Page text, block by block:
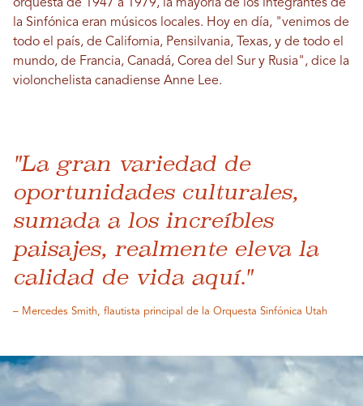
orquesta de 1947 a 1979, la mayoría de los integrantes de
la Sinfónica eran músicos locales. Hoy en día, "venimos de
todo el país, de California, Pensilvania, Texas, y de todo el
mundo, de Francia, Canadá, Corea del Sur y Rusia", dice la
violonchelista canadiense Anne Lee.
"La gran variedad de
oportunidades culturales,
sumada a los increíbles
paisajes, realmente eleva la
calidad de vida aquí."
– Mercedes Smith, flautista principal de la Orquesta Sinfónica Utah